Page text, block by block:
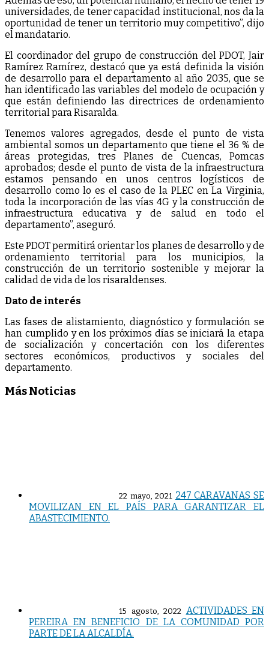
universidades, de tener capacidad institucional, nos da la
oportunidad de tener un territorio muy competitivo”, dijo
el mandatario.
El coordinador del grupo de construcción del PDOT, Jair
Ramírez Ramírez, destacó que ya está definida la visión
de desarrollo para el departamento al año 2035, que se
han identificado las variables del modelo de ocupación y
que están definiendo las directrices de ordenamiento
territorial para Risaralda.
Tenemos valores agregados, desde el punto de vista
ambiental somos un departamento que tiene el 36 % de
áreas protegidas, tres Planes de Cuencas, Pomcas
aprobados; desde el punto de vista de la infraestructura
estamos pensando en unos centros logísticos de
desarrollo como lo es el caso de la PLEC en La Virginia,
toda la incorporación de las vías 4G y la construcción de
infraestructura educativa y de salud en todo el
departamento”, aseguró.
Este PDOT permitirá orientar los planes de desarrollo y de
ordenamiento territorial para los municipios, la
construcción de un territorio sostenible y mejorar la
calidad de vida de los risaraldenses.
Dato de interés
Las fases de alistamiento, diagnóstico y formulación se
han cumplido y en los próximos días se iniciará la etapa
de socialización y concertación con los diferentes
sectores económicos, productivos y sociales del
departamento.
Más Noticias
22 mayo, 2021 247 CARAVANAS SE
MOVILIZAN EN EL PAÍS PARA GARANTIZAR EL
ABASTECIMIENTO.
15 agosto, 2022 ACTIVIDADES EN
PEREIRA EN BENEFICIO DE LA COMUNIDAD POR
PARTE DE LA ALCALDÍA.